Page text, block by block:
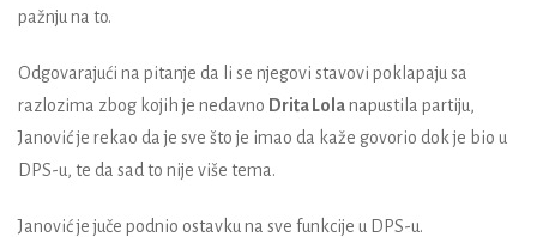
pažnju na to.
Odgovarajući na pitanje da li se njegovi stavovi poklapaju sa
razlozima zbog kojih je nedavno Drita Lolanapustila partiju,
Janović je rekao da je sve što je imao da kaže govorio dok je bio u
DPS-u, te da sad to nije više tema.
Janović je juče podnio ostavku na sve funkcije u DPS-u.